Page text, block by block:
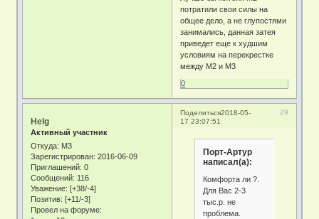
потратили свои силы на
общее дело, а не глупостями
занимались, данная затея
приведет еще к худшим
условиям на перекрестке
между М2 и М3
0
Поделиться 29
2018-05-
17 23:07:51
Helg
Активный участник
Откуда: М3
Зарегистрирован: 2016-06-09
Приглашений: 0
Сообщений: 116
Уважение: [+38/-4]
Позитив: [+11/-3]
Провел на форуме:
Порт-Артур
написал(а):
Комфорта ли ?.
Для Вас 2-3
тыс.р. не
проблема.